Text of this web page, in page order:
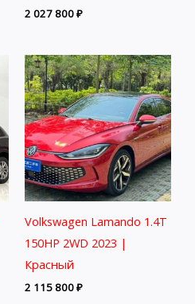
2 027 800₽
Volkswagen Lamando 1.4T
150HP 2WD 2023 |
Красный
2 115 800₽